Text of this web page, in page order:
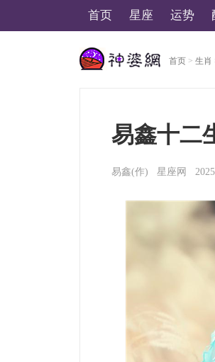
首页 星座 运势
首页 > 生肖
易鑫十二
易鑫(作) 星座网